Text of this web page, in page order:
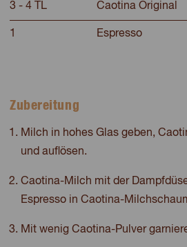
3 - 4 TL Caotina Original
1 Espresso
Zubereitung
Milch in hohes Glas geben,
und auflösen.
Caotina-Milch mit der
Espresso in Caotina-
Mit wenig Caotina-Pulver